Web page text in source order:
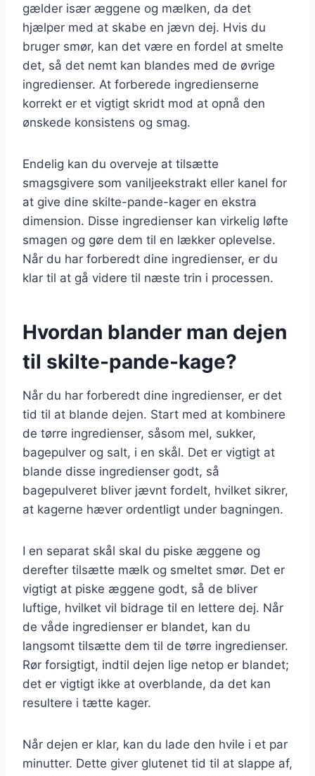
gælder især æggene og mælken, da det
hjælper med at skabe en jævn dej. Hvis du
bruger smør, kan det være en fordel at smelte
det, så det nemt kan blandes med de øvrige
ingredienser. At forberede ingredienserne
korrekt er et vigtigt skridt mod at opnå den
ønskede konsistens og smag.
Endelig kan du overveje at tilsætte
smagsgivere som vaniljeekstrakt eller kanel for
at give dine skilte-pande-kager en ekstra
dimension. Disse ingredienser kan virkelig løfte
smagen og gøre dem til en lækker oplevelse.
Når du har forberedt dine ingredienser, er du
klar til at gå videre til næste trin i processen.
Hvordan blander man dejen
til skilte-pande-kage?
Når du har forberedt dine ingredienser, er det
tid til at blande dejen. Start med at kombinere
de tørre ingredienser, såsom mel, sukker,
bagepulver og salt, i en skål. Det er vigtigt at
blande disse ingredienser godt, så
bagepulveret bliver jævnt fordelt, hvilket sikrer,
at kagerne hæver ordentligt under bagningen.
I en separat skål skal du piske æggene og
derefter tilsætte mælk og smeltet smør. Det er
vigtigt at piske æggene godt, så de bliver
luftige, hvilket vil bidrage til en lettere dej. Når
de våde ingredienser er blandet, kan du
langsomt tilsætte dem til de tørre ingredienser.
Rør forsigtigt, indtil dejen lige netop er blandet;
det er vigtigt ikke at overblande, da det kan
resultere i tætte kager.
Når dejen er klar, kan du lade den hvile i et par
minutter. Dette giver glutenet tid til at slappe af,